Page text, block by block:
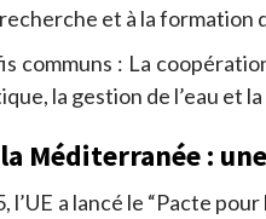
et à la formation
communs : La
la gestion de l’eau et
Méditerranée :
l’UE a lancé le “Pacte